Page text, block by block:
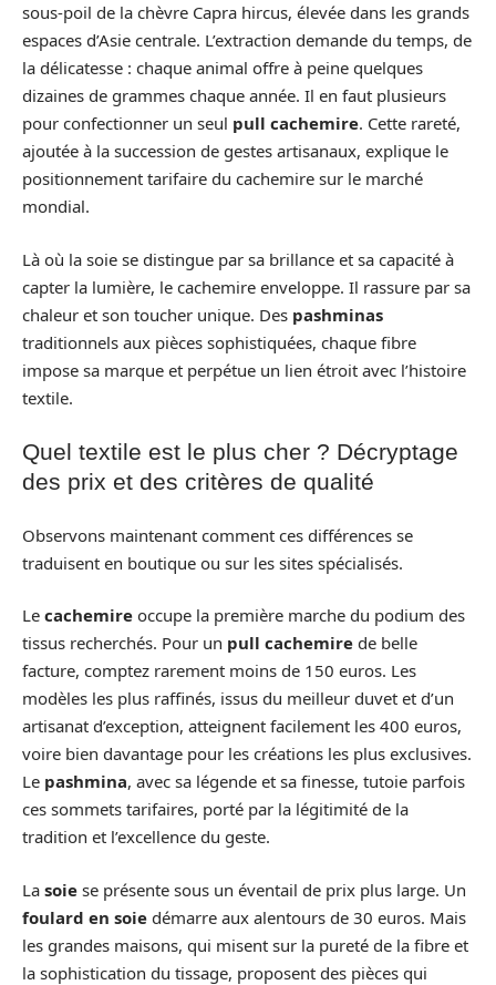
sous-poil de la chèvre Capra hircus, élevée dans les grands
espaces d’Asie centrale. L’extraction demande du temps, de
la délicatesse : chaque animal offre à peine quelques
dizaines de grammes chaque année. Il en faut plusieurs
pour confectionner un seul pull cachemire. Cette rareté,
ajoutée à la succession de gestes artisanaux, explique le
positionnement tarifaire du cachemire sur le marché
mondial.
Là où la soie se distingue par sa brillance et sa capacité à
capter la lumière, le cachemire enveloppe. Il rassure par sa
chaleur et son toucher unique. Des pashminas
traditionnels aux pièces sophistiquées, chaque fibre
impose sa marque et perpétue un lien étroit avec l’histoire
textile.
Quel textile est le plus cher ? Décryptage
des prix et des critères de qualité
Observons maintenant comment ces différences se
traduisent en boutique ou sur les sites spécialisés.
Le cachemire occupe la première marche du podium des
tissus recherchés. Pour un pull cachemire de belle
facture, comptez rarement moins de 150 euros. Les
modèles les plus raffinés, issus du meilleur duvet et d’un
artisanat d’exception, atteignent facilement les 400 euros,
voire bien davantage pour les créations les plus exclusives.
Le pashmina, avec sa légende et sa finesse, tutoie parfois
ces sommets tarifaires, porté par la légitimité de la
tradition et l’excellence du geste.
La soie se présente sous un éventail de prix plus large. Un
foulard en soie démarre aux alentours de 30 euros. Mais
les grandes maisons, qui misent sur la pureté de la fibre et
la sophistication du tissage, proposent des pièces qui